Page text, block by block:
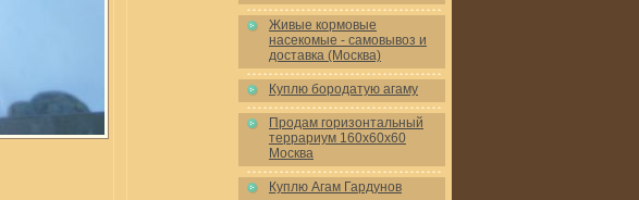
Живые кормовые
насекомые - самовывоз и
доставка (Москва)
Куплю бородатую агаму
Продам горизонтальный
террариум 160x60x60
Москва
Куплю Агам Гардунов